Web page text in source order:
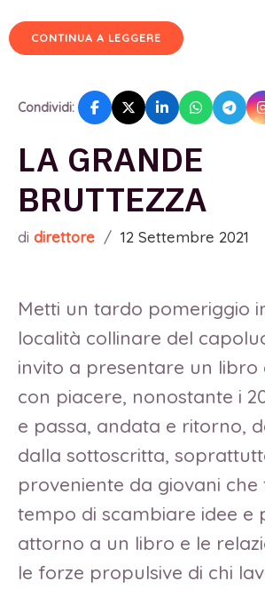
CONTINUA A LEGGERE
Condividi:
LA GRANDE
BRUTTEZZA
di direttore / 12 Settembre 2021
Metti un tardo pomeriggio
località collinare del
invito a presentare un libro
con piacere, nonostante i
e passa, andata e ritorno,
dalla sottoscritta,
proveniente da giovani che
tempo di scambiare idee e
attorno a un libro e le
le forze propulsive di chi